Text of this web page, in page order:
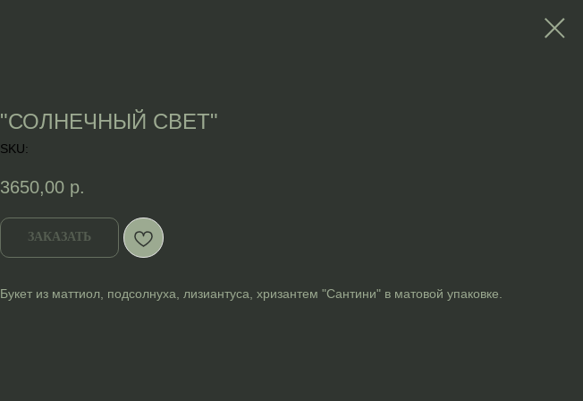
"СОЛНЕЧНЫЙ СВЕТ"
SKU:
3650,00 р.
ЗАКАЗАТЬ
Букет из маттиол, подсолнуха, лизиантуса, хризантем "Сантини" в матовой упаковке.